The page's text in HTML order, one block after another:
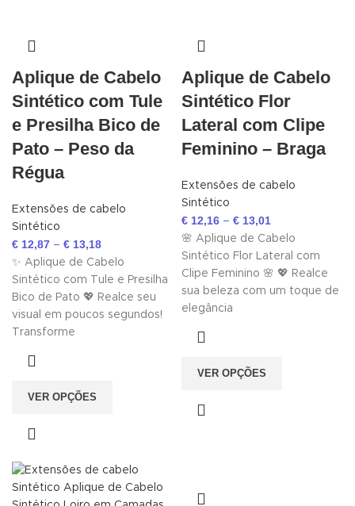
Aplique de Cabelo
Sintético com Tule
e Presilha Bico de
Pato – Peso da
Régua
Extensões de cabelo
Sintético
€ 12,87 – € 13,18
✨ Aplique de Cabelo
Sintético com Tule e Presilha
Bico de Pato 💖 Realce seu
visual em poucos segundos!
Transforme
VER OPÇÕES
Aplique de Cabelo
Sintético Flor
Lateral com Clipe
Feminino – Braga
Extensões de cabelo
Sintético
€ 12,16 – € 13,01
🌸 Aplique de Cabelo
Sintético Flor Lateral com
Clipe Feminino 🌸 💖 Realce
sua beleza com um toque de
elegância
VER OPÇÕES